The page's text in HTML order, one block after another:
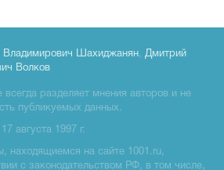
Владимирович Шахиджанян, Дмитрий
Волков
всегда разделяет мнения авторов и не
публикуемых данных.
августа 1997 г.
находящиемся на сайте 1001.ru,
с законодательством РФ, в том числе,